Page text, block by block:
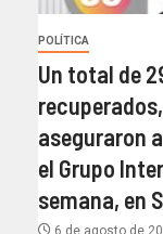
POLÍTICA
Un total de
aseguraron
el Grupo
semana, en
6 de agosto de